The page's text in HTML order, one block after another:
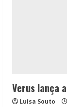
Verus lança
Luísa Souto